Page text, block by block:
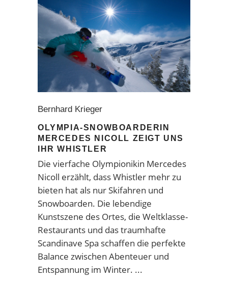
Bernhard Krieger
OLYMPIA-SNOWBOARDERIN
MERCEDES NICOLL ZEIGT UNS
IHR WHISTLER
Die vierfache Olympionikin Mercedes
Nicoll erzählt, dass Whistler mehr zu
bieten hat als nur Skifahren und
Snowboarden. Die lebendige
Kunstszene des Ortes, die Weltklasse-
Restaurants und das traumhafte
Scandinave Spa schaffen die perfekte
Balance zwischen Abenteuer und
Entspannung im Winter.